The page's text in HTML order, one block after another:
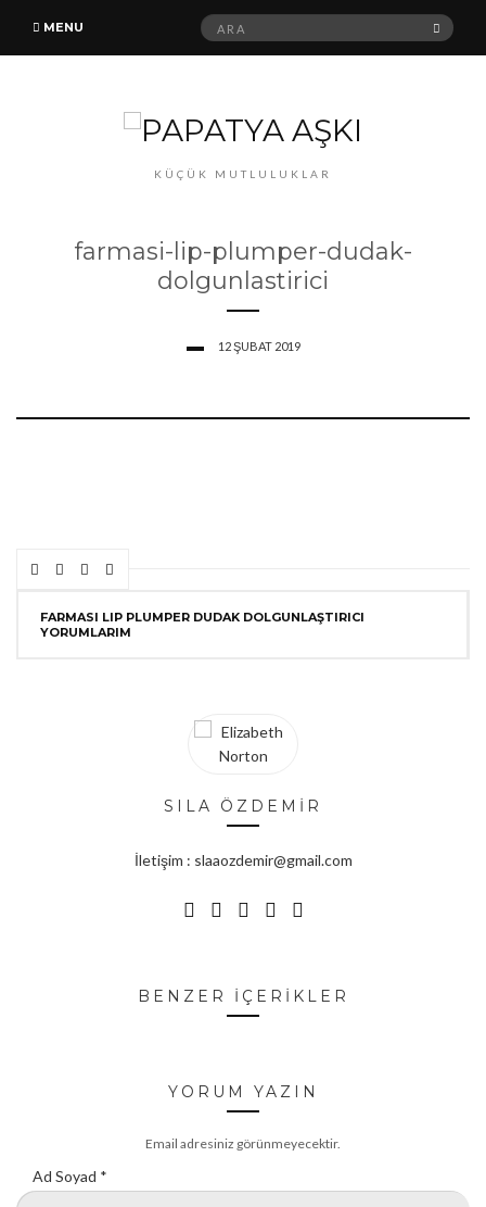
MENU Ara: ARA
KÜÇÜK MUTLULUKLAR
farmasi-lip-plumper-dudak-
dolgunlastirici
12 ŞUBAT 2019
FARMASI LIP PLUMPER DUDAK DOLGUNLAŞTIRICI
YORUMLARIM
SILA ÖZDEMİR
İletişim : slaaozdemir@gmail.com
BENZER İÇERİKLER
YORUM YAZIN
Email adresiniz görünmeyecektir.
Ad Soyad *